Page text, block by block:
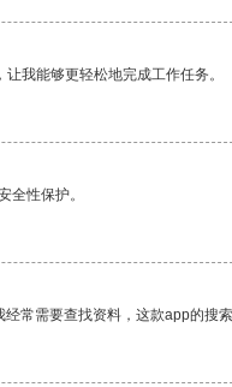
我能够更轻松地完成工作任务。
全性保护。
常需要查找资料，这款app的搜